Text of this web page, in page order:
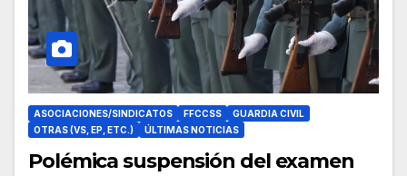
ASOCIACIONES/SINDICATOS FFCCSS
GUARDIA CIVIL
OTRAS (VS, EP, ETC.)
ÚLTIMAS NOTICIAS
Polémica suspensión del examen